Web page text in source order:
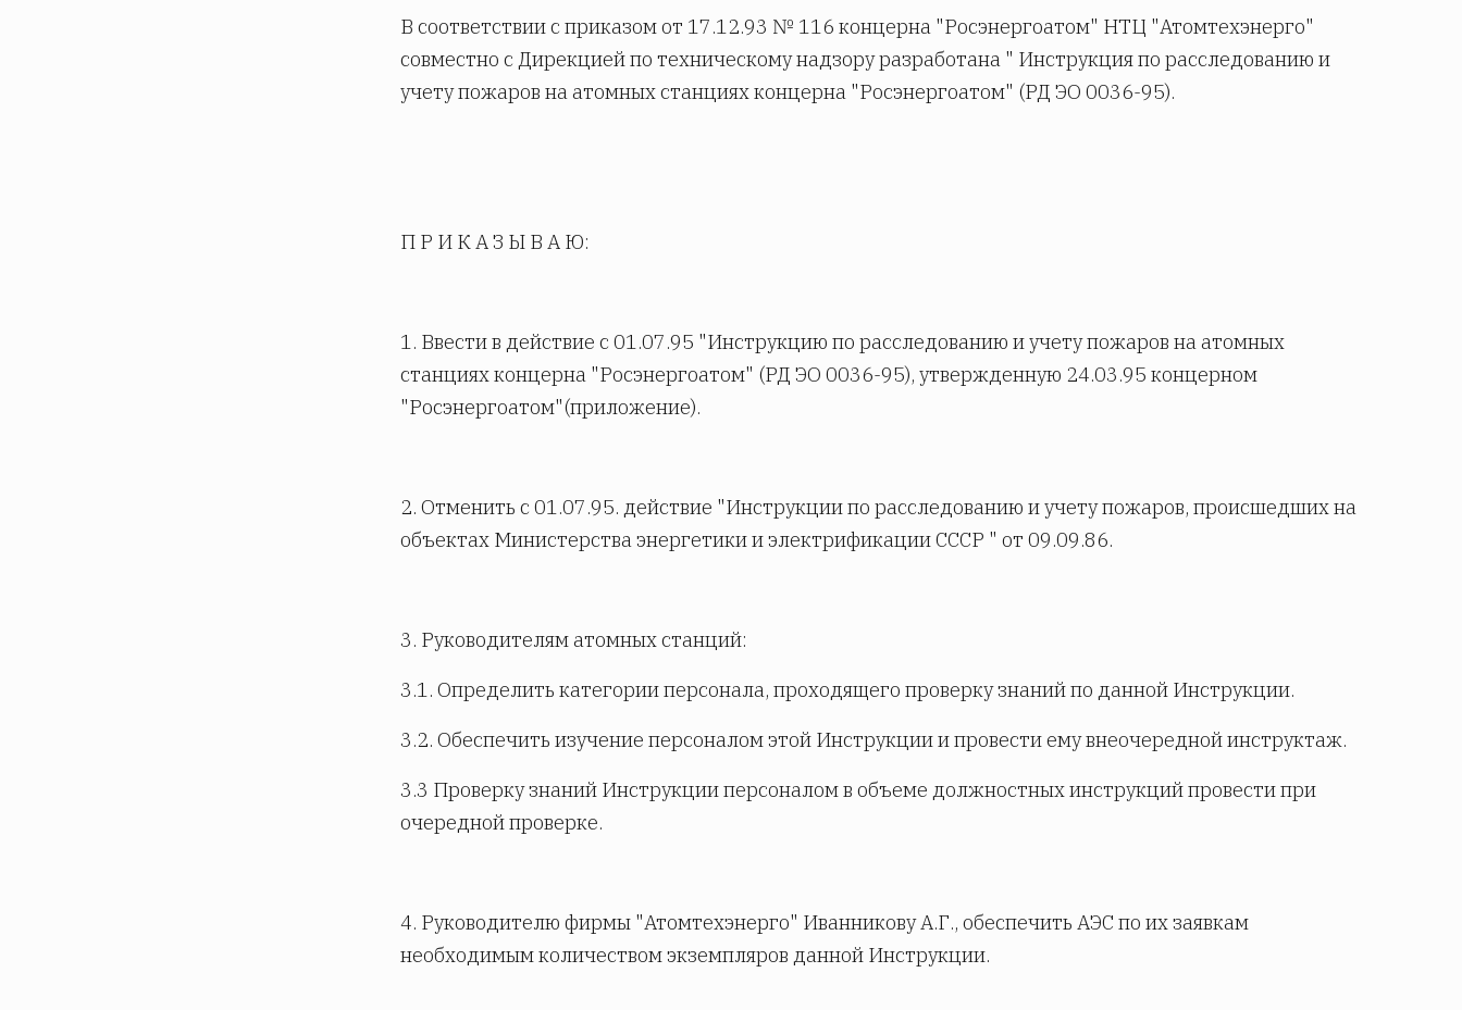
В соответствии с приказом от 17.12.93 № 116 концерна "Росэнергоатом" НТЦ "Атомтехэнерго"
совместно с Дирекцией по техническому надзору разработана " Инструкция по расследованию и
учету пожаров на атомных станциях концерна "Росэнергоатом" (РД ЭО 0036-95).
П Р И К А З Ы В А Ю:
1. Ввести в действие с 01.07.95 "Инструкцию по расследованию и учету пожаров на атомных
станциях концерна "Росэнергоатом" (РД ЭО 0036-95), утвержденную 24.03.95 концерном
"Росэнергоатом"(приложение).
2. Отменить с 01.07.95. действие "Инструкции по расследованию и учету пожаров, происшедших на
объектах Министерства энергетики и электрификации СССР " от 09.09.86.
3. Руководителям атомных станций:
3.1. Определить категории персонала, проходящего проверку знаний по данной Инструкции.
3.2. Обеспечить изучение персоналом этой Инструкции и провести ему внеочередной инструктаж.
3.3 Проверку знаний Инструкции персоналом в объеме должностных инструкций провести при
очередной проверке.
4. Руководителю фирмы "Атомтехэнерго" Иванникову А.Г., обеспечить АЭС по их заявкам
необходимым количеством экземпляров данной Инструкции.